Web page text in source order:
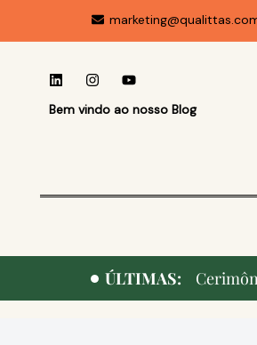
Bem vindo ao nosso Blog
ÚLTIMAS: